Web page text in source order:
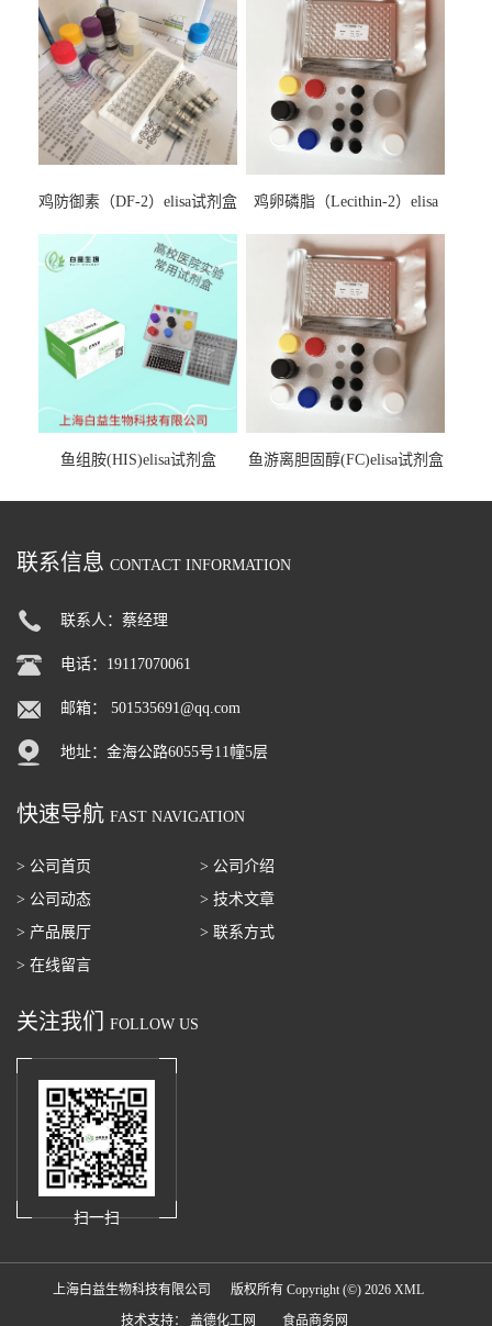
鸡防御素（DF-2）elisa试剂盒
鸡卵磷脂（Lecithin-2）elisa
鱼组胺(HIS)elisa试剂盒 鱼游离胆固醇(FC)elisa试剂盒
联系信息 CONTACT INFORMATION
联系人：蔡经理
电话：19117070061
邮箱： 501535691@qq.com
地址：金海公路6055号11幢5层
快速导航 FAST NAVIGATION
> 公司首页
> 公司介绍
> 公司动态
> 技术文章
> 产品展厅
> 联系方式
> 在线留言
关注我们 FOLLOW US
扫一扫
上海白益生物科技有限公司 版权所有 Copyright (©) 2026 XML
技术支持： 盖德化工网 食品商务网